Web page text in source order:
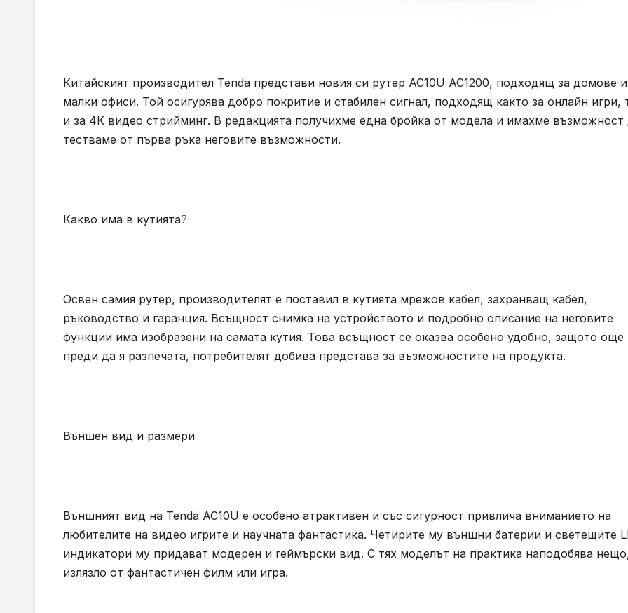
Китайският производител Tenda представи новия си рутер AC10U AC1200, подходящ за домове и
малки офиси. Той осигурява добро покритие и стабилен сигнал, подходящ както за онлайн игри,
и за 4К видео стрийминг. В редакцията получихме една бройка от модела и имахме възможност
тестваме от първа ръка неговите възможности.
Какво има в кутията?
Освен самия рутер, производителят е поставил в кутията мрежов кабел, захранващ кабел,
ръководство и гаранция. Всъщност снимка на устройството и подробно описание на неговите
функции има изобразени на самата кутия. Това всъщност се оказва особено удобно, защото още
преди да я разпечата, потребителят добива представа за възможностите на продукта.
Външен вид и размери
Външният вид на Tenda AC10U е особено атрактивен и със сигурност привлича вниманието на
любителите на видео игрите и научната фантастика. Четирите му външни батерии и светещите
индикатори му придават модерен и геймърски вид. С тях моделът на практика наподобява
излязло от фантастичен филм или игра.